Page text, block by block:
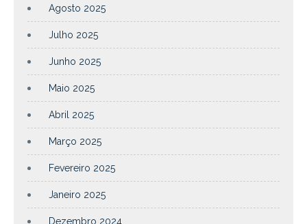
Agosto 2025
Julho 2025
Junho 2025
Maio 2025
Abril 2025
Março 2025
Fevereiro 2025
Janeiro 2025
Dezembro 2024